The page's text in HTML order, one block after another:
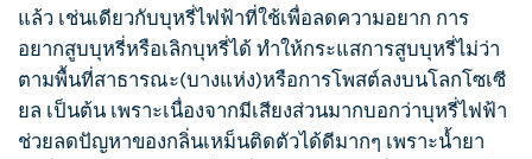
แล้ว เช่นเดียวกับบุหรี่ไฟฟ้าที่ใช้เพื่อลดความอยาก การ
อยากสูบบุหรี่หรือเลิกบุหรี่ได้ ทำให้กระแสการสูบบุหรี่ไม่ว่า
ตามพื้นที่สาธารณะ(บางแห่ง)หรือการโพสต์ลงบนโลกโซเซี
ยล เป็นต้น เพราะเนื่องจากมีเสียงส่วนมากบอกว่าบุหรี่ไฟฟ้า
ช่วยลดปัญหาของกลิ่นเหม็นติดตัวได้ดีมากๆ เพราะน้ำยา